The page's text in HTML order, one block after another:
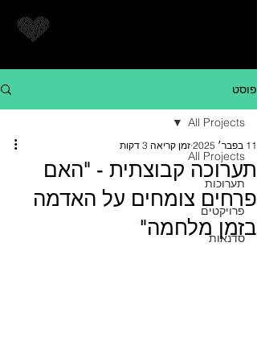
פוסט
All Projects
תערוכות
פרויקטים
סדנאות
All Projects
תערוכה קבוצתית - "האם
פרחים צומחים על האדמה
בזמן מלחמה"
11 בפבר׳ 2025 זמן קריאה 3 דקות